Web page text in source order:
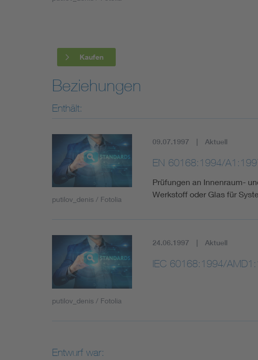
Mobility
Smart Cities
Kaufen
Beziehungen
Enthält:
putilov_denis / Fotolia
09.07.1997 Aktuell
EN 60168:1994/
Prüfungen an Innenraum-
Werkstoff oder Glas für
putilov_denis / Fotolia
24.06.1997 Aktuell
IEC 60168:1994/
Entwurf war: